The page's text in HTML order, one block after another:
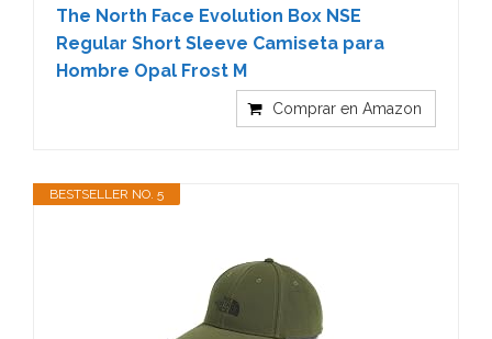
The North Face Evolution Box NSE
Regular Short Sleeve Camiseta para
Hombre Opal Frost M
Comprar en Amazon
BESTSELLER NO. 5